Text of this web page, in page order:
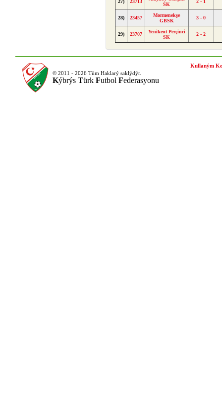
27) 23713
SK
2 - 1
28) 23457
Mormenekşe
GBSK
3 - 0
29) 23707
Yenikent Perçinci
SK
2 - 2
© 2011 - 2026 Tüm Haklarý saklýdýr.
Kýbrýs Türk Futbol Federasyonu
Kullaným